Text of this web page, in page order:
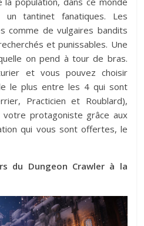
tantinet fanatiques. Les
comme de vulgaires bandits
et punissables. Une
on pend à tour de bras.
et vous pouvez choisir
le plus entre les 4 qui sont
Practicien et Roublard),
votre protagoniste grâce aux
qui vous sont offertes, le
du Dungeon Crawler à la